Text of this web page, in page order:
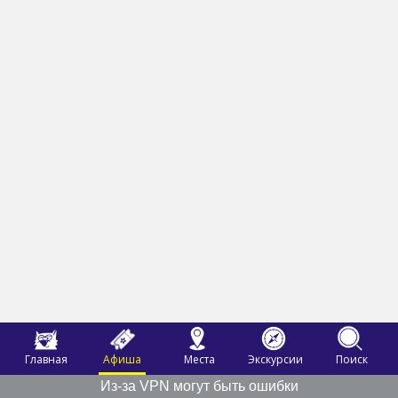
Главная Афиша Места Экскурсии
Поиск
Из-за VPN могут быть ошибки